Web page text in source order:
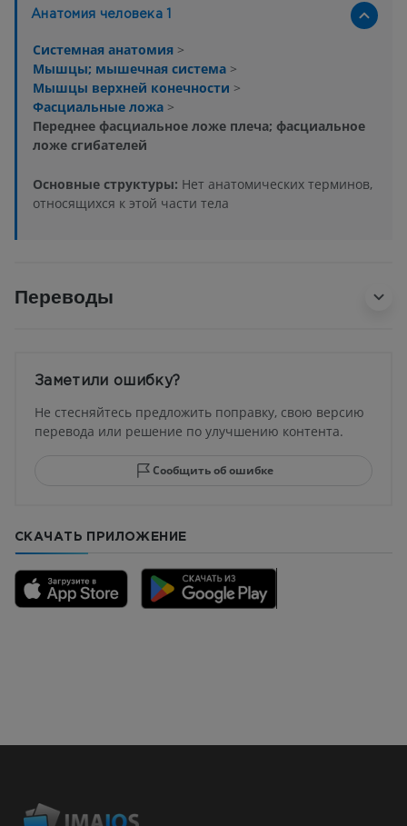
Анатомия человека 1
Системная анатомия >
Мышцы; мышечная система >
Мышцы верхней конечности >
Фасциальные ложа >
Переднее фасциальное ложе плеча; фасциальное
ложе сгибателей
Основные структуры: Нет анатомических терминов,
относящихся к этой части тела
Переводы
Заметили ошибку?
Не стесняйтесь предложить поправку, свою версию
перевода или решение по улучшению контента.
Сообщить об ошибке
СКАЧАТЬ ПРИЛОЖЕНИЕ